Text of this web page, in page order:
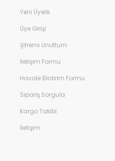
Yeni Üyelik
Üye Girişi
Şifremi Unuttum
İletişim Formu
Havale Bildirim Formu
Sipariş Sorgula
Kargo Takibi
İletişim